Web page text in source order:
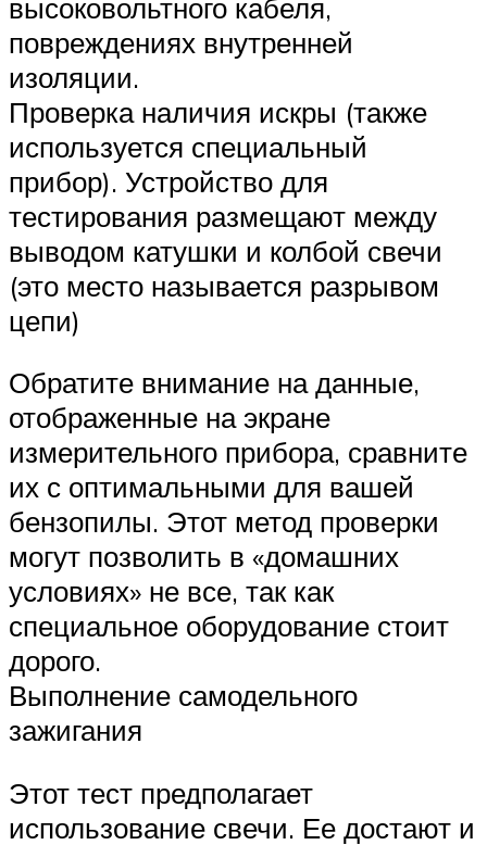
высоковольтного кабеля,
повреждениях внутренней
изоляции.
Проверка наличия искры (также
используется специальный
прибор). Устройство для
тестирования размещают между
выводом катушки и колбой свечи
(это место называется разрывом
цепи)
Обратите внимание на данные,
отображенные на экране
измерительного прибора, сравните
их с оптимальными для вашей
бензопилы. Этот метод проверки
могут позволить в «домашних
условиях» не все, так как
специальное оборудование стоит
дорого.
Выполнение самодельного
зажигания
Этот тест предполагает
использование свечи. Ее достают и